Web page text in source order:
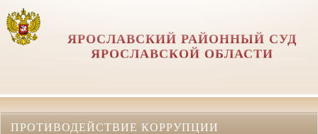
ЯРОСЛАВСКИЙ РАЙОННЫЙ СУД
ЯРОСЛАВСКОЙ ОБЛАСТИ
ПРОТИВОДЕЙСТВИЕ КОРРУПЦИИ